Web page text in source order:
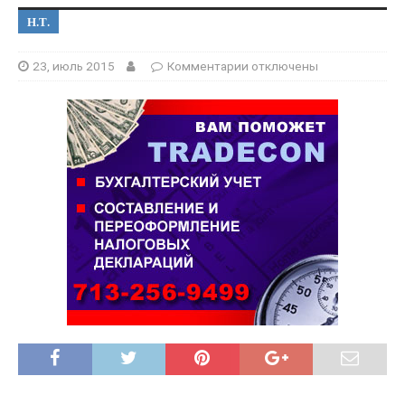
Н.Т.
23, июль 2015 Комментарии отключены